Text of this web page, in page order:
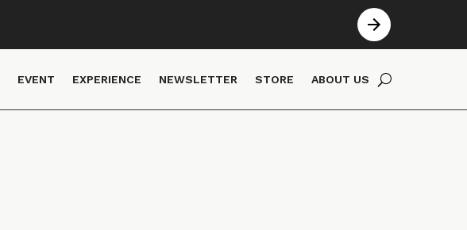
EVENT EXPERIENCE NEWSLETTER STORE ABOUT US